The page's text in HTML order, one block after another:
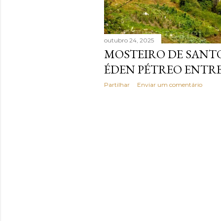
n
s
outubro 24, 2025
MOSTEIRO DE
ÉDEN PÉTREO
Partilhar Enviar um comentário